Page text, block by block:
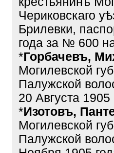
Чериковскаго
Брилевки,
года за № 600
*Горбачевъ,
Могилевской
Палужской
20 Августа
*Изотовъ,
Могилевской
Палужской